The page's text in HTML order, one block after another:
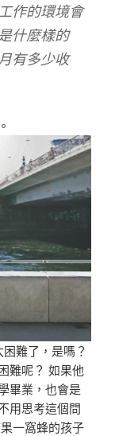
作的環境會
什麼樣的
有多少收
難了，是嗎？
難呢？ 如果他
畢業，也會是
用思考這個問
一窩蜂的孩子